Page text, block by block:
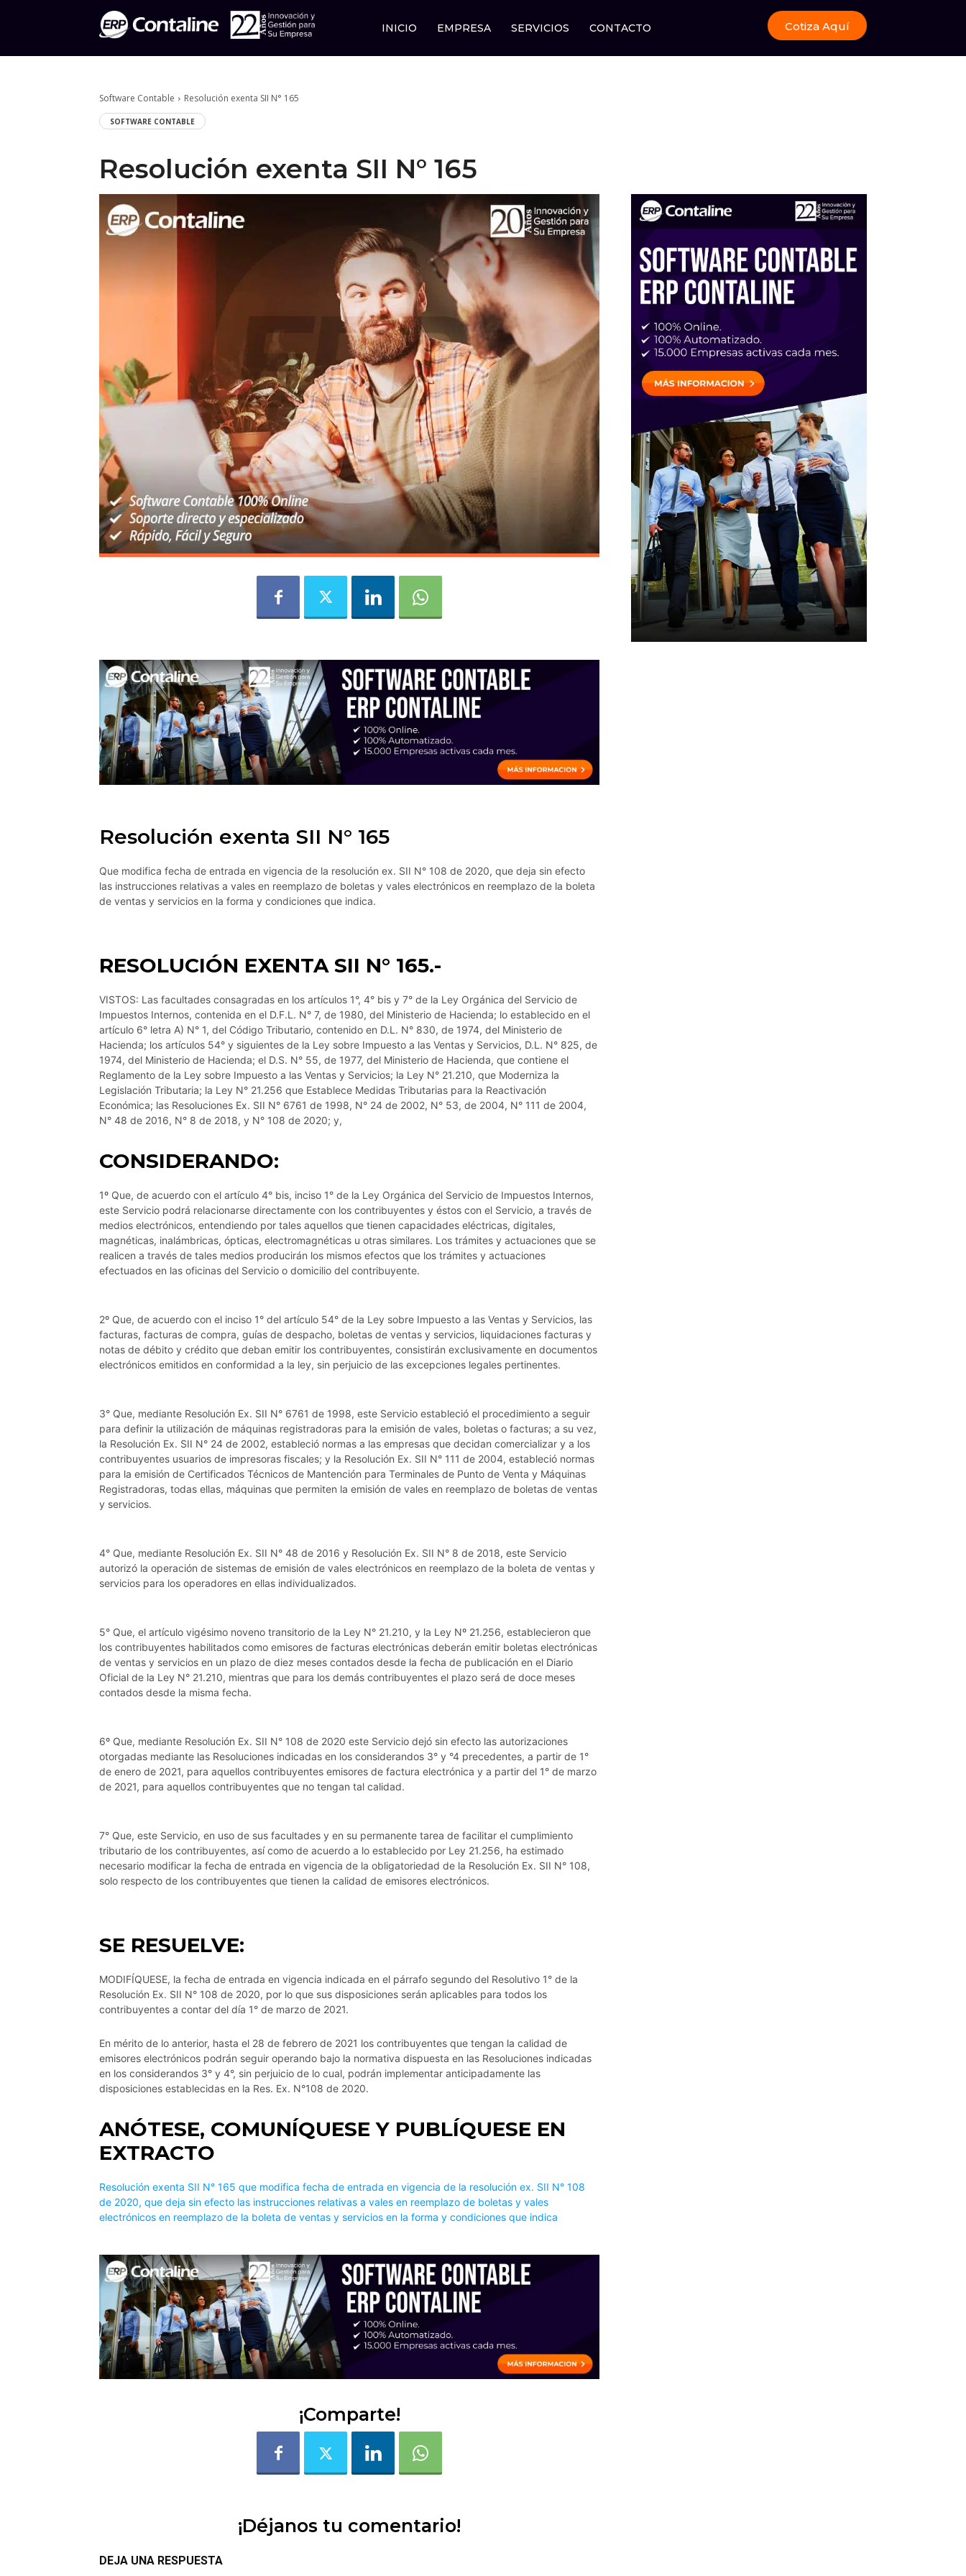
INICIO EMPRESA SERVICIOS CONTACTO Cotiza Aquí
Software Contable Resolución exenta SII N° 165
SOFTWARE CONTABLE
Resolución exenta SII N° 165
Resolución exenta SII N° 165
Que modifica fecha de entrada en vigencia de la resolución ex. SII N° 108 de 2020, que deja sin efecto
las instrucciones relativas a vales en reemplazo de boletas y vales electrónicos en reemplazo de la boleta
de ventas y servicios en la forma y condiciones que indica.
RESOLUCIÓN EXENTA SII N° 165.-
VISTOS: Las facultades consagradas en los artículos 1°, 4° bis y 7° de la Ley Orgánica del Servicio de
Impuestos Internos, contenida en el D.F.L. N° 7, de 1980, del Ministerio de Hacienda; lo establecido en el
artículo 6° letra A) N° 1, del Código Tributario, contenido en D.L. N° 830, de 1974, del Ministerio de
Hacienda; los artículos 54° y siguientes de la Ley sobre Impuesto a las Ventas y Servicios, D.L. N° 825, de
1974, del Ministerio de Hacienda; el D.S. N° 55, de 1977, del Ministerio de Hacienda, que contiene el
Reglamento de la Ley sobre Impuesto a las Ventas y Servicios; la Ley N° 21.210, que Moderniza la
Legislación Tributaria; la Ley N° 21.256 que Establece Medidas Tributarias para la Reactivación
Económica; las Resoluciones Ex. SII N° 6761 de 1998, N° 24 de 2002, N° 53, de 2004, N° 111 de 2004,
N° 48 de 2016, N° 8 de 2018, y N° 108 de 2020; y,
CONSIDERANDO:
1º Que, de acuerdo con el artículo 4° bis, inciso 1° de la Ley Orgánica del Servicio de Impuestos Internos,
este Servicio podrá relacionarse directamente con los contribuyentes y éstos con el Servicio, a través de
medios electrónicos, entendiendo por tales aquellos que tienen capacidades eléctricas, digitales,
magnéticas, inalámbricas, ópticas, electromagnéticas u otras similares. Los trámites y actuaciones que se
realicen a través de tales medios producirán los mismos efectos que los trámites y actuaciones
efectuados en las oficinas del Servicio o domicilio del contribuyente.
2º Que, de acuerdo con el inciso 1° del artículo 54° de la Ley sobre Impuesto a las Ventas y Servicios, las
facturas, facturas de compra, guías de despacho, boletas de ventas y servicios, liquidaciones facturas y
notas de débito y crédito que deban emitir los contribuyentes, consistirán exclusivamente en documentos
electrónicos emitidos en conformidad a la ley, sin perjuicio de las excepciones legales pertinentes.
3° Que, mediante Resolución Ex. SII N° 6761 de 1998, este Servicio estableció el procedimiento a seguir
para definir la utilización de máquinas registradoras para la emisión de vales, boletas o facturas; a su vez,
la Resolución Ex. SII N° 24 de 2002, estableció normas a las empresas que decidan comercializar y a los
contribuyentes usuarios de impresoras fiscales; y la Resolución Ex. SII N° 111 de 2004, estableció normas
para la emisión de Certificados Técnicos de Mantención para Terminales de Punto de Venta y Máquinas
Registradoras, todas ellas, máquinas que permiten la emisión de vales en reemplazo de boletas de ventas
y servicios.
4° Que, mediante Resolución Ex. SII N° 48 de 2016 y Resolución Ex. SII N° 8 de 2018, este Servicio
autorizó la operación de sistemas de emisión de vales electrónicos en reemplazo de la boleta de ventas y
servicios para los operadores en ellas individualizados.
5° Que, el artículo vigésimo noveno transitorio de la Ley N° 21.210, y la Ley Nº 21.256, establecieron que
los contribuyentes habilitados como emisores de facturas electrónicas deberán emitir boletas electrónicas
de ventas y servicios en un plazo de diez meses contados desde la fecha de publicación en el Diario
Oficial de la Ley N° 21.210, mientras que para los demás contribuyentes el plazo será de doce meses
contados desde la misma fecha.
6º Que, mediante Resolución Ex. SII N° 108 de 2020 este Servicio dejó sin efecto las autorizaciones
otorgadas mediante las Resoluciones indicadas en los considerandos 3° y °4 precedentes, a partir de 1°
de enero de 2021, para aquellos contribuyentes emisores de factura electrónica y a partir del 1° de marzo
de 2021, para aquellos contribuyentes que no tengan tal calidad.
7° Que, este Servicio, en uso de sus facultades y en su permanente tarea de facilitar el cumplimiento
tributario de los contribuyentes, así como de acuerdo a lo establecido por Ley 21.256, ha estimado
necesario modificar la fecha de entrada en vigencia de la obligatoriedad de la Resolución Ex. SII N° 108,
solo respecto de los contribuyentes que tienen la calidad de emisores electrónicos.
SE RESUELVE:
MODIFÍQUESE, la fecha de entrada en vigencia indicada en el párrafo segundo del Resolutivo 1° de la
Resolución Ex. SII N° 108 de 2020, por lo que sus disposiciones serán aplicables para todos los
contribuyentes a contar del día 1° de marzo de 2021.
En mérito de lo anterior, hasta el 28 de febrero de 2021 los contribuyentes que tengan la calidad de
emisores electrónicos podrán seguir operando bajo la normativa dispuesta en las Resoluciones indicadas
en los considerandos 3° y 4°, sin perjuicio de lo cual, podrán implementar anticipadamente las
disposiciones establecidas en la Res. Ex. N°108 de 2020.
ANÓTESE, COMUNÍQUESE Y PUBLÍQUESE EN
EXTRACTO
Resolución exenta SII N° 165 que modifica fecha de entrada en vigencia de la resolución ex. SII N° 108
de 2020, que deja sin efecto las instrucciones relativas a vales en reemplazo de boletas y vales
electrónicos en reemplazo de la boleta de ventas y servicios en la forma y condiciones que indica
¡Comparte!
¡Déjanos tu comentario!
DEJA UNA RESPUESTA